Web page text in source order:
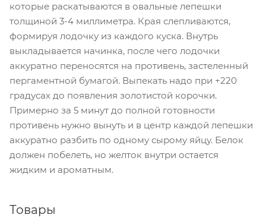
которые раскатываются в овальные лепешки
толщиной 3-4 миллиметра. Края слепливаются,
формируя лодочку из каждого куска. Внутрь
выкладывается начинка, после чего лодочки
аккуратно переносятся на противень, застеленный
пергаментной бумагой. Выпекать надо при +220
градусах до появления золотистой корочки.
Примерно за 5 минут до полной готовности
противень нужно вынуть и в центр каждой лепешки
аккуратно разбить по одному сырому яйцу. Белок
должен побелеть, но желток внутри остается
жидким и ароматным.
Товары